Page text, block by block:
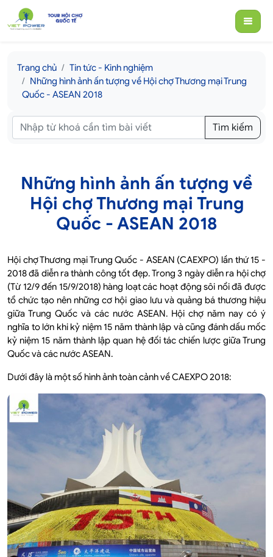
Trang chủ
Tin tức - Kinh nghiệm
Những hình ảnh ấn tượng về Hội chợ Thương mại Trung
Quốc - ASEAN 2018
Tìm kiếm
Những hình ảnh ấn tượng về
Hội chợ Thương mại Trung
Quốc - ASEAN 2018
Hội chợ Thương mại Trung Quốc - ASEAN (CAEXPO) lần thứ 15 -
2018 đã diễn ra thành công tốt đẹp. Trong 3 ngày diễn ra hội chợ
(Từ 12/9 đến 15/9/2018) hàng loạt các hoạt động sôi nổi đã được
tổ chức tạo nên những cơ hội giao lưu và quảng bá thương hiệu
giữa Trung Quốc và các nước ASEAN. Hội chợ năm nay có ý
nghĩa to lớn khi kỷ niệm 15 năm thành lập và cũng đánh dấu mốc
kỷ niệm 15 năm thành lập quan hệ đối tác chiến lược giữa Trung
Quốc và các nước ASEAN.
Dưới đây là một số hình ảnh toàn cảnh về CAEXPO 2018: